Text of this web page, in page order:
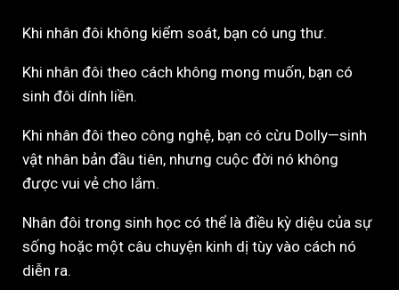
Khi nhân đôi không kiểm soát, bạn có ung thư.
Khi nhân đôi theo cách không mong muốn, bạn có
sinh đôi dính liền.
Khi nhân đôi theo công nghệ, bạn có cừu Dolly—sinh
vật nhân bản đầu tiên, nhưng cuộc đời nó không
được vui vẻ cho lắm.
Nhân đôi trong sinh học có thể là điều kỳ diệu của sự
sống hoặc một câu chuyện kinh dị tùy vào cách nó
diễn ra.